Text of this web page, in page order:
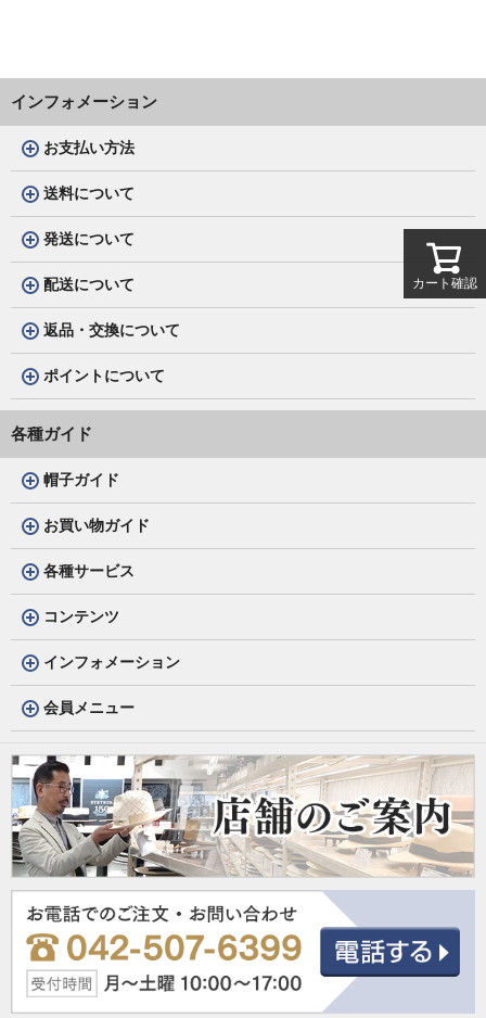
インフォメーション
お支払い方法
送料について
発送について
配送について
返品・交換について
ポイントについて
各種ガイド
帽子ガイド
お買い物ガイド
各種サービス
コンテンツ
インフォメーション
会員メニュー
カート確認